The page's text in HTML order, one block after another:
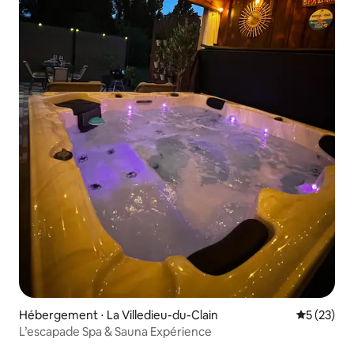
Hébergement ⋅ La Villedieu-du-Clain
5 (23)
L’escapade Spa & Sauna Expérience